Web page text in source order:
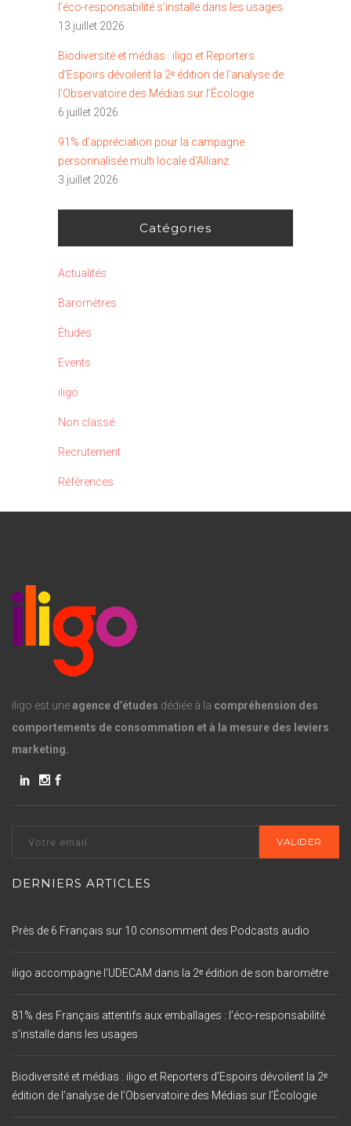
l’éco-responsabilité s’installe dans les usages
13 juillet 2026
Biodiversité et médias : iligo et Reporters
d’Espoirs dévoilent la 2ᵉ édition de l’analyse de
l’Observatoire des Médias sur l’Écologie
6 juillet 2026
91% d’appréciation pour la campagne
personnalisée multi locale d’Allianz
3 juillet 2026
Catégories
Actualités
Baromètres
Études
Events
iligo
Non classé
Recrutement
Références
iligo est uneagence d’études dédiée à la compréhension des
comportements de consommation et à la mesure des leviers
marketing.
DERNIERS ARTICLES
Près de 6 Français sur 10 consomment des Podcasts audio
iligo accompagne l’UDECAM dans la 2ᵉ édition de son baromètre
81% des Français attentifs aux emballages : l’éco-responsabilité
s’installe dans les usages
Biodiversité et médias : iligo et Reporters d’Espoirs dévoilent la 2ᵉ
édition de l’analyse de l’Observatoire des Médias sur l’Écologie